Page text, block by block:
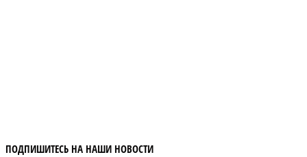
ПОДПИШИТЕСЬ НА НАШИ НОВОСТИ